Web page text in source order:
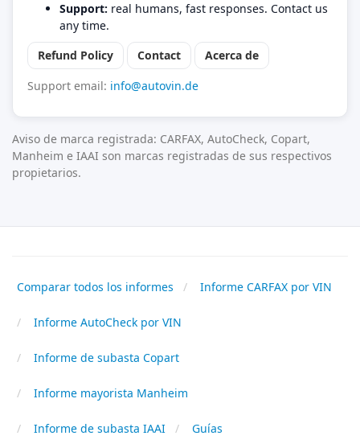
Support: real humans, fast responses. Contact us
any time.
Refund Policy
Contact
Acerca de
Support email: info@autovin.de
Aviso de marca registrada: CARFAX, AutoCheck, Copart,
Manheim e IAAI son marcas registradas de sus respectivos
propietarios.
Comparar todos los informes Informe CARFAX por VIN
Informe AutoCheck por VIN
Informe de subasta Copart
Informe mayorista Manheim
Informe de subasta IAAI Guías